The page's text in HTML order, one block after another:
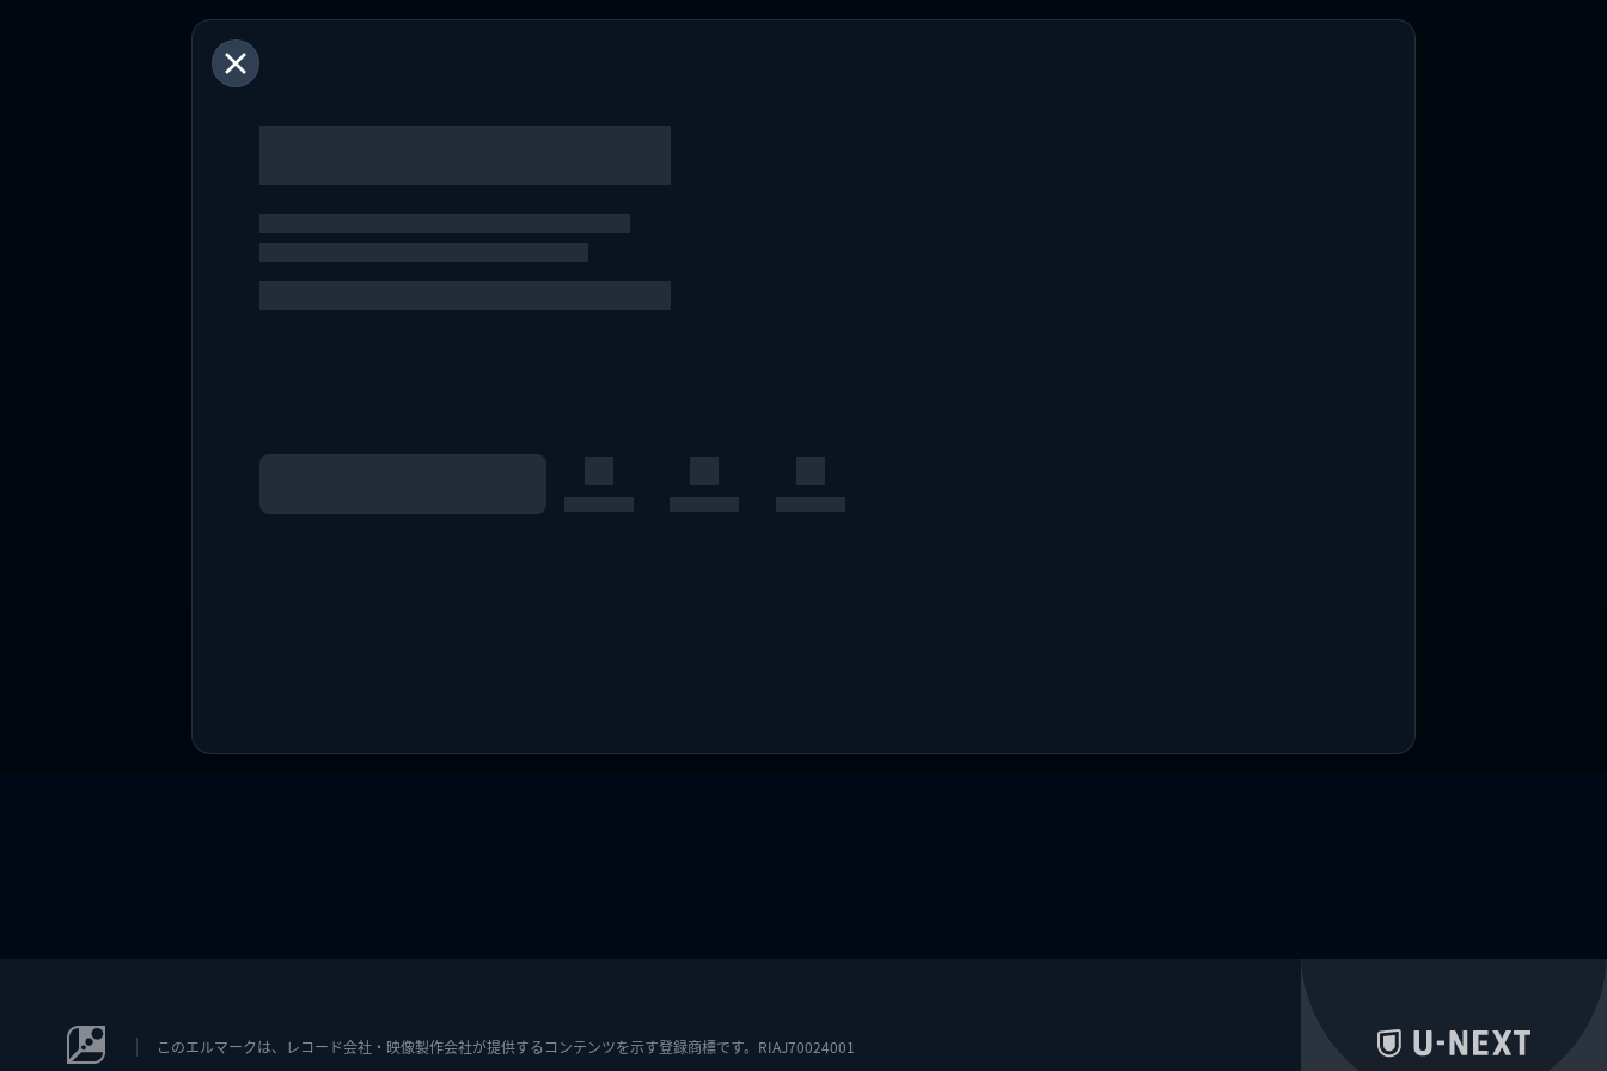
このエルマークは、レコード会社・映像製作会社が提供するコンテンツを示す登録商標です。RIAJ70024001